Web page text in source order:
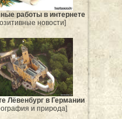
работы в интернете
новости]
Лёвенбург в Германии
и природа]